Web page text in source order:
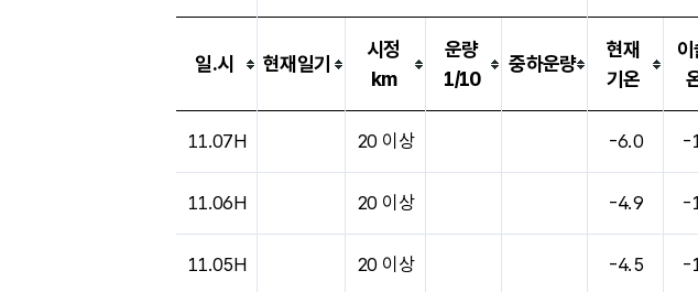
일.시 현재일기
시정
km
운량
1/10
중하운량
현재
기온
11.07H 20 이상 -6.0 -
11.06H 20 이상 -4.9 -
11.05H 20 이상 -4.5 -